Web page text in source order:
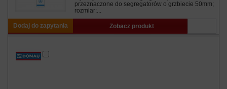
przeznaczone do segregatorów o grzbiecie 50mm;
rozmiar:...
Dodaj do zapytania Zobacz produkt